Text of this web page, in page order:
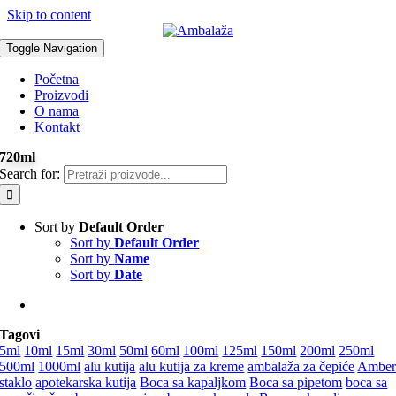
Skip to content
Toggle Navigation
Početna
Proizvodi
O nama
Kontakt
720ml
Search for:
Sort byDefault Order
Sort byDefault Order
Sort byName
Sort byDate
Tagovi
5ml 10ml 15ml 30ml 50ml 60ml 100ml 125ml 150ml 200ml 250ml
500ml 1000ml alu kutija alu kutija za kreme ambalaža za čepiće Amber
staklo apotekarska kutija Boca sa kapaljkom Boca sa pipetom boca sa